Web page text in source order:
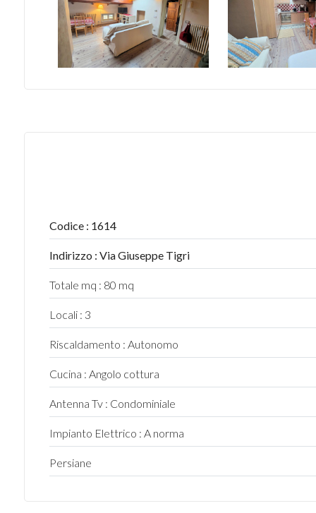
Codice : 1614
Indirizzo : Via Giuseppe Tigri
Totale mq : 80 mq
Locali : 3
Riscaldamento : Autonomo
Cucina : Angolo cottura
Antenna Tv : Condominiale
Impianto Elettrico : A norma
Persiane
Qualsiasi
Bagni
minimi